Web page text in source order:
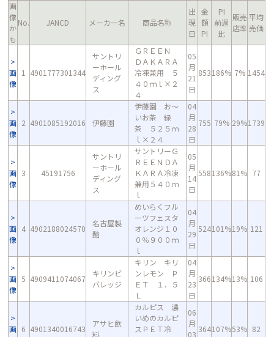
画
像
か
も
No. JANCD メーカー名 商品名称
出
現
日
金
額
PI
PI
前週
比
販売
店率
平均
売価
画
像
1 4901777301344
サントリ
ーホール
ディング
ス
ＧＲＥＥＮ
ＤＡＫＡＲＡ
冷凍兼用 ５
４０ｍｌ×２
４
05
月
21
日
853186% 7% 1454
画
像
2 4901085192016 伊藤園
伊藤園 お～
いお茶 緑
茶 ５２５ｍ
ｌ×２４
04
月
28
日
755 79% 29%1739
画
像
3 45191756
サントリ
ーホール
ディング
ス
サントリーＧ
ＲＥＥＮＤＡ
ＫＡＲＡ冷凍
兼用５４０ｍ
ｌ
05
月
14
日
558136%81% 77
画
像
4 4902188024570
名古屋製
酪
めいらくフル
ーツフェスタ
オレンジ１０
０％９００ｍ
ｌ
04
月
29
日
524101%19% 121
画
像
5 4909411074067
キリンビ
バレッジ
キリン キリ
ンレモン Ｐ
ＥＴ １．５
Ｌ
04
月
23
日
366134%13% 106
画 6 4901340016743
アサヒ飲
料
カルピス 濃
いめのカルピ
スＰＥＴ冷
06
月
03
364107%53% 82